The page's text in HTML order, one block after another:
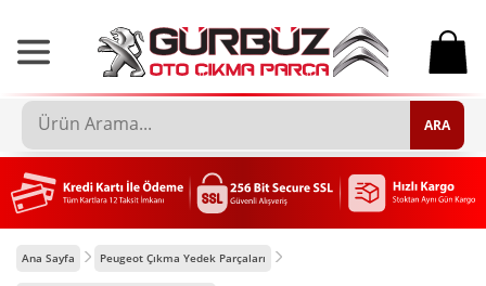
0
ARA
Ana Sayfa Peugeot Çıkma Yedek Parçaları